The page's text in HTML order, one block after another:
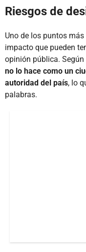
Riesgos de
Uno de los puntos
impacto que pueden
opinión pública. Según
no lo hace como un
autoridad del país, lo
palabras.